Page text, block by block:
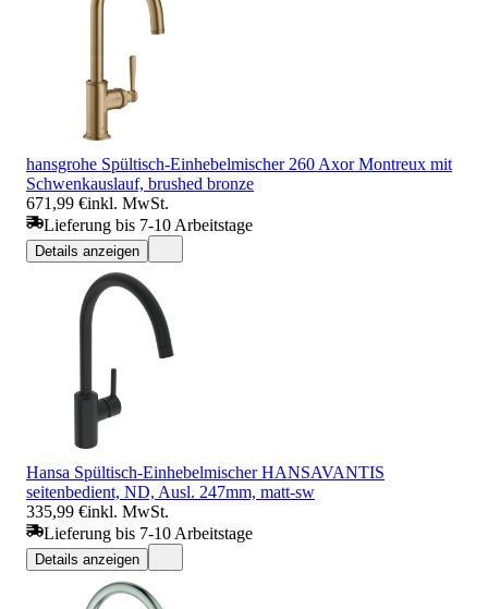
hansgrohe Spültisch-Einhebelmischer 260 Axor Montreux mit
Schwenkauslauf, brushed bronze
671,99 €inkl. MwSt.
Lieferung bis 7-10 Arbeitstage
Details anzeigen
Hansa Spültisch-Einhebelmischer HANSAVANTIS
seitenbedient, ND, Ausl. 247mm, matt-sw
335,99 €inkl. MwSt.
Lieferung bis 7-10 Arbeitstage
Details anzeigen